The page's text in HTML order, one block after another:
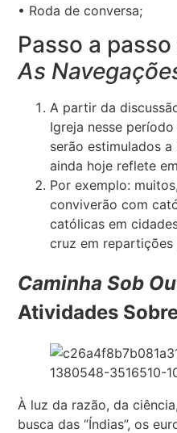
• Roda de conversa;
Passo a
As
A partir da
Igreja nesse
serão estimulados
ainda hoje reflete
Por exemplo:
conviverão com
católicas em
cruz em repartições
Caminha Sob
Atividades
À luz da razão, da
busca das “Índias”, os